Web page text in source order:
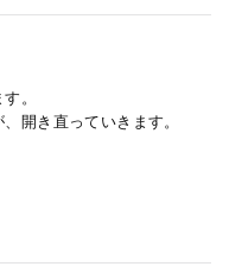
。
開き直っていきます。